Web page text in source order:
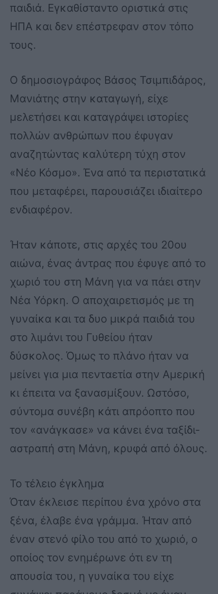
παιδιά. Εγκαθίσταντο οριστικά στις
ΗΠΑ και δεν επέστρεφαν στον τόπο
τους.
Ο δημοσιογράφος Βάσος Τσιμπιδάρος,
Μανιάτης στην καταγωγή, είχε
μελετήσει και καταγράψει ιστορίες
πολλών ανθρώπων που έφυγαν
αναζητώντας καλύτερη τύχη στον
«Νέο Κόσμο». Ένα από τα περιστατικά
που μεταφέρει, παρουσιάζει ιδιαίτερο
ενδιαφέρον.
Ήταν κάποτε, στις αρχές του 20ου
αιώνα, ένας άντρας που έφυγε από το
χωριό του στη Μάνη για να πάει στην
Νέα Υόρκη. Ο αποχαιρετισμός με τη
γυναίκα και τα δυο μικρά παιδιά του
στο λιμάνι του Γυθείου ήταν
δύσκολος. Όμως το πλάνο ήταν να
μείνει για μια πενταετία στην Αμερική
κι έπειτα να ξανασμίξουν. Ωστόσο,
σύντομα συνέβη κάτι απρόοπτο που
τον «ανάγκασε» να κάνει ένα ταξίδι-
αστραπή στη Μάνη, κρυφά από όλους.
Το τέλειο έγκλημα
Όταν έκλεισε περίπου ένα χρόνο στα
ξένα, έλαβε ένα γράμμα. Ήταν από
έναν στενό φίλο του από το χωριό, ο
οποίος τον ενημέρωνε ότι εν τη
απουσία του, η γυναίκα του είχε